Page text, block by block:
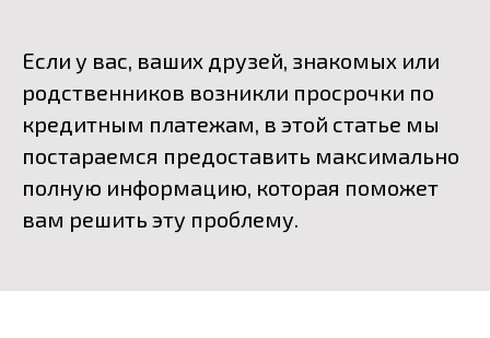
Если у вас, ваших друзей, знакомых или
родственников возникли просрочки по
кредитным платежам, в этой статье мы
постараемся предоставить максимально
полную информацию, которая поможет
вам решить эту проблему.